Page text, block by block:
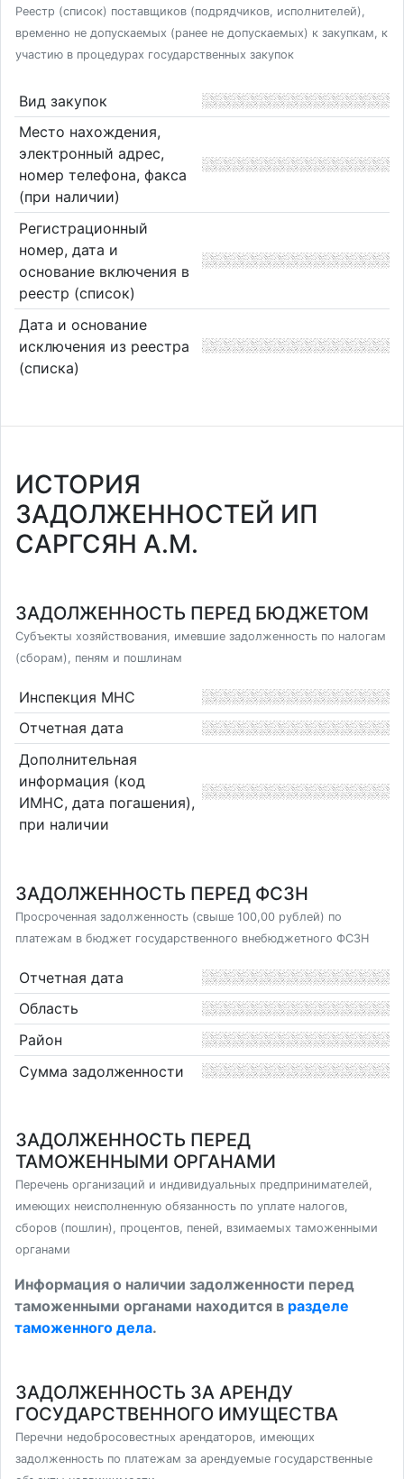
Реестр (список) поставщиков (подрядчиков, исполнителей),
временно не допускаемых (ранее не допускаемых) к закупкам, к
участию в процедурах государственных закупок
Вид закупок
Место нахождения,
электронный адрес,
номер телефона, факса
(при наличии)
Регистрационный
номер, дата и
основание включения в
реестр (список)
Дата и основание
исключения из реестра
(списка)
ИСТОРИЯ
ЗАДОЛЖЕННОСТЕЙ ИП
САРГСЯН А.М.
ЗАДОЛЖЕННОСТЬ ПЕРЕД БЮДЖЕТОМ
Субъекты хозяйствования, имевшие задолженность по налогам
(сборам), пеням и пошлинам
Инспекция МНС
Отчетная дата
Дополнительная
информация (код
ИМНС, дата погашения),
при наличии
ЗАДОЛЖЕННОСТЬ ПЕРЕД ФСЗН
Просроченная задолженность (свыше 100,00 рублей) по
платежам в бюджет государственного внебюджетного ФСЗН
Отчетная дата
Область
Район
Сумма задолженности
ЗАДОЛЖЕННОСТЬ ПЕРЕД
ТАМОЖЕННЫМИ ОРГАНАМИ
Перечень организаций и индивидуальных предпринимателей,
имеющих неисполненную обязанность по уплате налогов,
сборов (пошлин), процентов, пеней, взимаемых таможенными
органами
Информация о наличии задолженности перед
таможенными органами находится в разделе
таможенного дела.
ЗАДОЛЖЕННОСТЬ ЗА АРЕНДУ
ГОСУДАРСТВЕННОГО ИМУЩЕСТВА
Перечни недобросовестных арендаторов, имеющих
задолженность по платежам за арендуемые государственные